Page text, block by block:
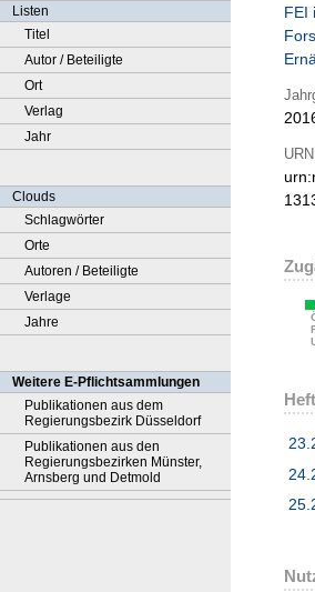
Listen
Titel
Autor / Beteiligte
Ort
Verlag
Jahr
Clouds
Schlagwörter
Orte
Autoren / Beteiligte
Verlage
Jahre
Weitere E-Pflichtsammlungen
Publikationen aus dem
Regierungsbezirk Düsseldorf
Publikationen aus den
Regierungsbezirken Münster,
Arnsberg und Detmold
FEI
URN